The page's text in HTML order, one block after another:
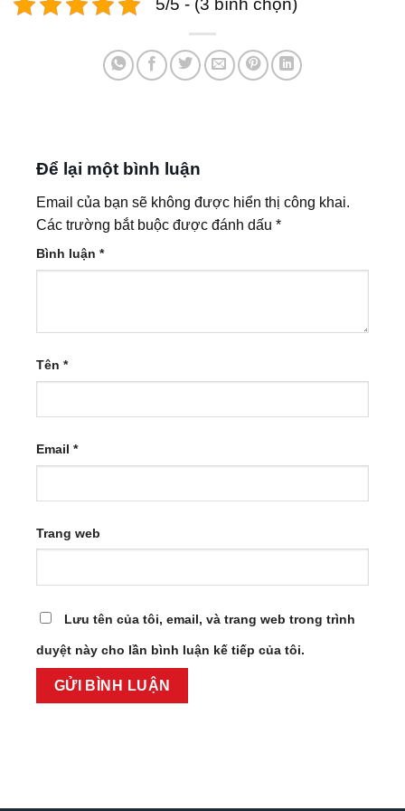
5/5 - (3 bình chọn)
Để lại một bình luận
Email của bạn sẽ không được hiển thị công khai.
Các trường bắt buộc được đánh dấu *
Bình luận *
Tên *
Email *
Trang web
Lưu tên của tôi, email, và trang web trong trình
duyệt này cho lần bình luận kế tiếp của tôi.